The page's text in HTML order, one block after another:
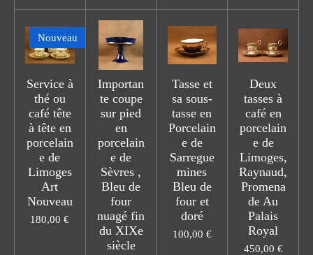
Nouveau
Service à
thé ou
café tête
à tête en
porcelain
e de
Limoges
Art
Nouveau
180,00 €
Importan
te coupe
sur pied
en
porcelain
e de
Sèvres ,
Bleu de
four
nuagé fin
du XIXe
siècle
Tasse et
sa sous-
tasse en
Porcelain
e de
Sarregue
mines
Bleu de
four et
doré
100,00 €
Deux
tasses à
café en
porcelain
e de
Limoges,
Raynaud,
Promena
de Au
Palais
Royal
450,00 €